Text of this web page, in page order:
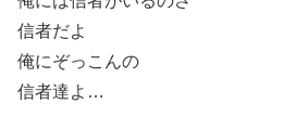
信者だよ
俺にぞっこんの
信者達よ…